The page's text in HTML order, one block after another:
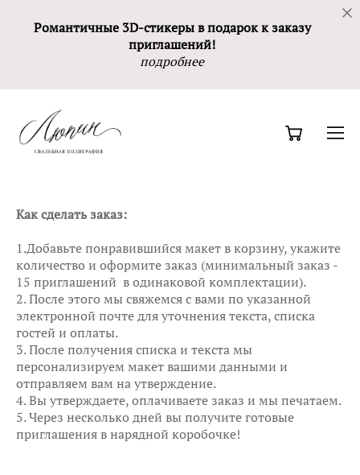
Романтичные 3D-стикеры в подарок к заказу
приглашений!
подробнее
Как сделать заказ:
1.Добавьте понравившийся макет в корзину, укажите
количество и оформите заказ (минимальный заказ -
15 приглашений в одинаковой комплектации).
2. После этого мы свяжемся с вами по указанной
электронной почте для уточнения текста, списка
гостей и оплаты.
3. После получения списка и текста мы
персонализируем макет вашими данными и
отправляем вам на утверждение.
4. Вы утверждаете, оплачиваете заказ и мы печатаем.
5. Через несколько дней вы получите готовые
приглашения в нарядной коробочке!